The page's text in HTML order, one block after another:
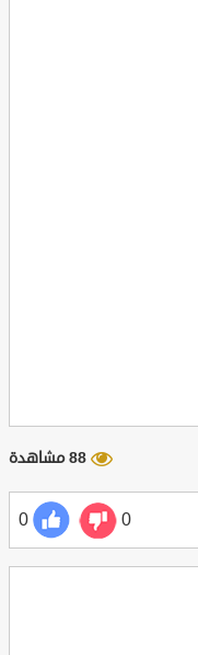
88 مشاهدة
0
0